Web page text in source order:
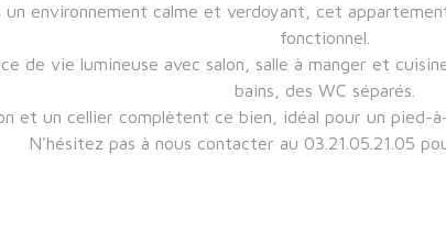
un environnement calme et verdoyant, cet
fonctionnel.
de vie lumineuse avec salon, salle à manger et
bains, des WC séparés.
et un cellier complètent ce bien, idéal pour un pied-
N'hésitez pas à nous contacter au 03.21.05.21.05